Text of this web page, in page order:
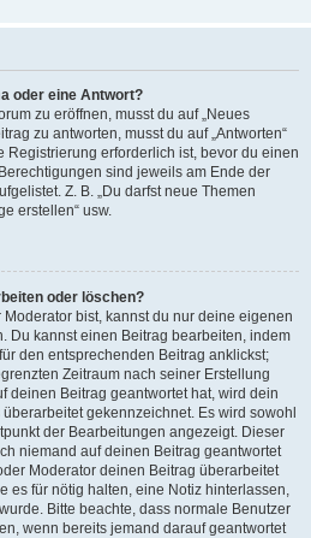
oder eine Antwort?
zu eröffnen, musst du auf „Neues
zu antworten, musst du auf „Antworten“
Registrierung erforderlich ist, bevor du einen
sind jeweils am Ende der
Z. B. „Du darfst neue Themen
erstellen“ usw.
oder löschen?
bist, kannst du nur deine eigenen
Du kannst einen Beitrag bearbeiten, indem
den entsprechenden Beitrag anklickst;
Zeitraum nach seiner Erstellung
deinen Beitrag geantwortet hat, wird dein
gekennzeichnet. Es wird sowohl
der Bearbeitungen angezeigt. Dieser
niemand auf deinen Beitrag geantwortet
Moderator deinen Beitrag überarbeitet
es für nötig halten, eine Notiz hinterlassen,
Bitte beachte, dass normale Benutzer
wenn bereits jemand darauf geantwortet